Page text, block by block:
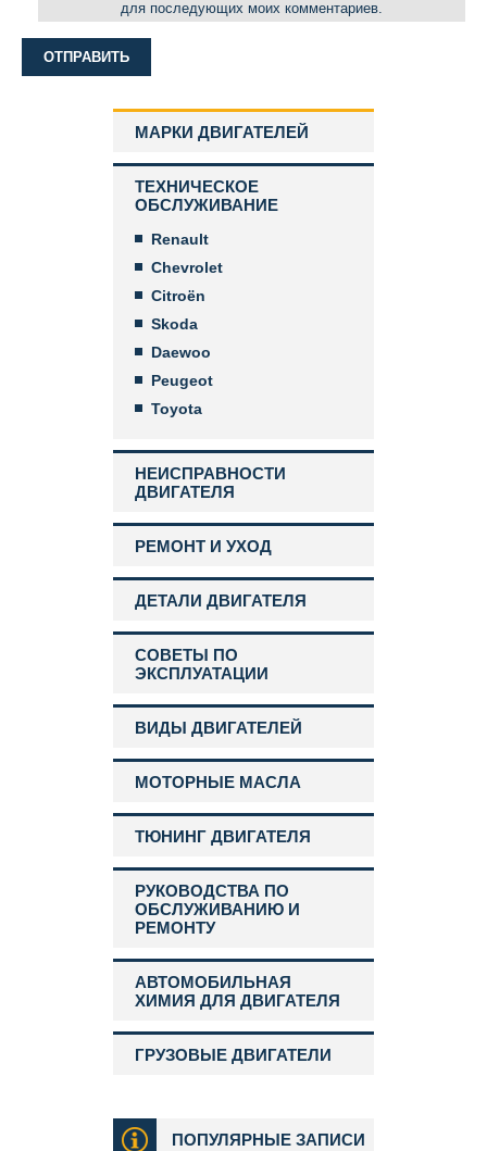
для последующих моих комментариев.
МАРКИ ДВИГАТЕЛЕЙ
ТЕХНИЧЕСКОЕ
ОБСЛУЖИВАНИЕ
Renault
Chevrolet
Citroën
Skoda
Daewoo
Peugeot
Toyota
НЕИСПРАВНОСТИ
ДВИГАТЕЛЯ
РЕМОНТ И УХОД
ДЕТАЛИ ДВИГАТЕЛЯ
СОВЕТЫ ПО
ЭКСПЛУАТАЦИИ
ВИДЫ ДВИГАТЕЛЕЙ
МОТОРНЫЕ МАСЛА
ТЮНИНГ ДВИГАТЕЛЯ
РУКОВОДСТВА ПО
ОБСЛУЖИВАНИЮ И
РЕМОНТУ
АВТОМОБИЛЬНАЯ
ХИМИЯ ДЛЯ ДВИГАТЕЛЯ
ГРУЗОВЫЕ ДВИГАТЕЛИ
ПОПУЛЯРНЫЕ ЗАПИСИ